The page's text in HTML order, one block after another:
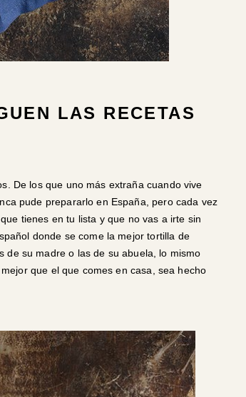
LAS RECETAS
De los que uno más extraña cuando vive
pude prepararlo en España, pero cada vez
tienes en tu lista y que no vas a irte sin
donde se come la mejor tortilla de
de su madre o las de su abuela, lo mismo
que el que comes en casa, sea hecho